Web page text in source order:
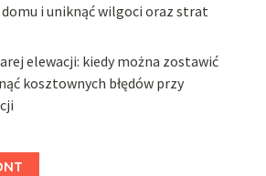
i uniknąć wilgoci oraz strat
elewacji: kiedy można zostawić
kosztownych błędów przy